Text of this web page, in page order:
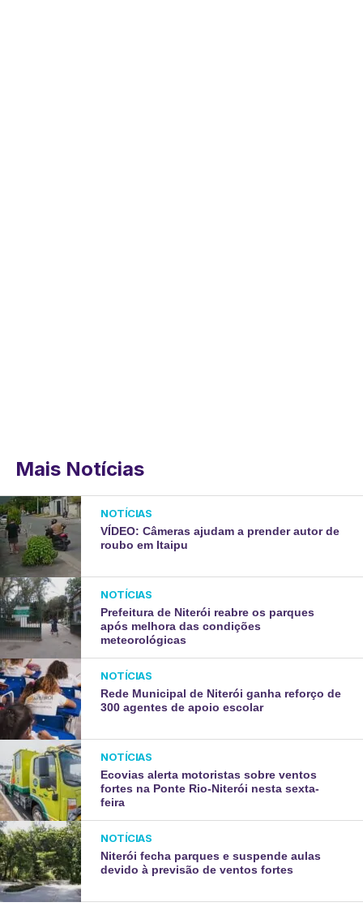
Mais Notícias
NOTÍCIAS
VÍDEO: Câmeras ajudam a prender autor de
roubo em Itaipu
NOTÍCIAS
Prefeitura de Niterói reabre os parques
após melhora das condições
meteorológicas
NOTÍCIAS
Rede Municipal de Niterói ganha reforço de
300 agentes de apoio escolar
NOTÍCIAS
Ecovias alerta motoristas sobre ventos
fortes na Ponte Rio-Niterói nesta sexta-
feira
NOTÍCIAS
Niterói fecha parques e suspende aulas
devido à previsão de ventos fortes